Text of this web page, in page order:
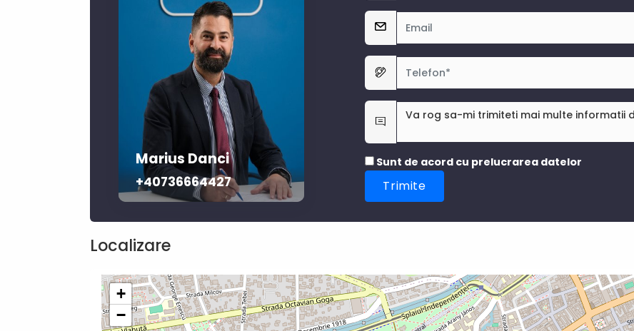
Marius Danci
+40736664427‬
Sunt de acord cu prelucrarea datelor
Localizare
+
−